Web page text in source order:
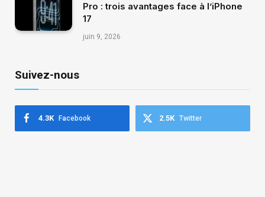
Pro : trois avantages face à l’iPhone
17
juin 9, 2026
Suivez-nous
Facebook
4.3K Twitter
2.5K